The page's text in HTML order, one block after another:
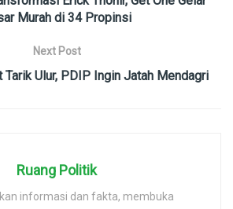
Murah di 34 Propinsi
Next Post
Tarik Ulur, PDIP Ingin Jatah Mendagri
Ruang Politik
informasi dan fakta, membuka